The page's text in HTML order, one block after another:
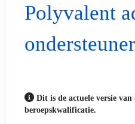
Polyvalent
ondersteuner
Dit is de actuele versie van
beroepskwalificatie.